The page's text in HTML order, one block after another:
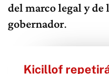
del marco legal y de
gobernador.
Kicillof